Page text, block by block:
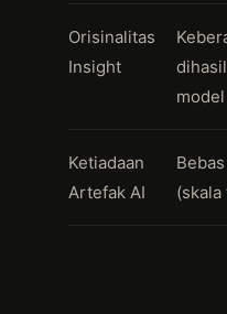
Orisinalitas
Insight
Ketiadaan
Artefak AI